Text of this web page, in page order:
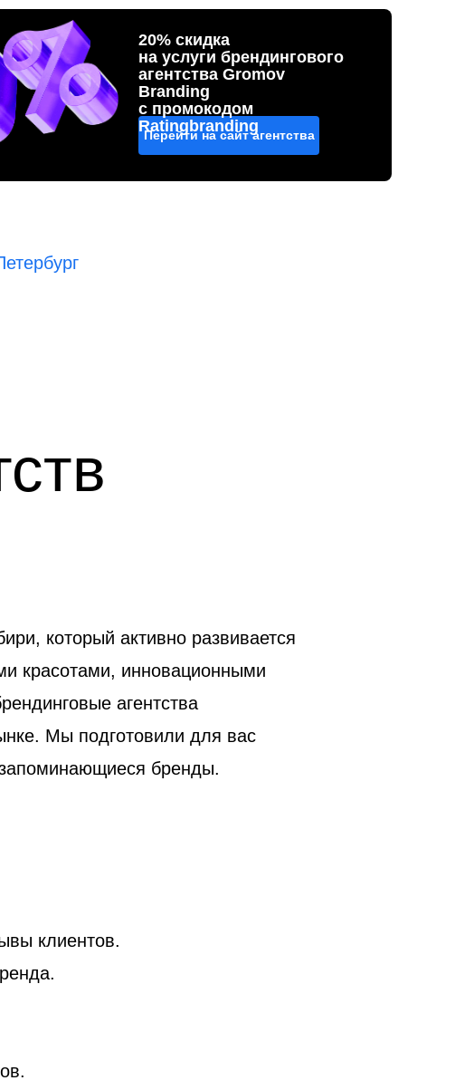
Перейти на сайт агентства
20% скидка
на услуги брендингового
агентства Gromov
Branding
с промокодом
Ratingbranding
который активно развивается
красотами, инновационными
агентства
Мы подготовили для вас
бренды.
клиентов.